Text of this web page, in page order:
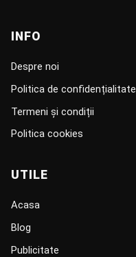
INFO
Despre noi
Politica de confidențialitate
Termeni și condiții
Politica cookies
UTILE
Acasa
Blog
Publicitate